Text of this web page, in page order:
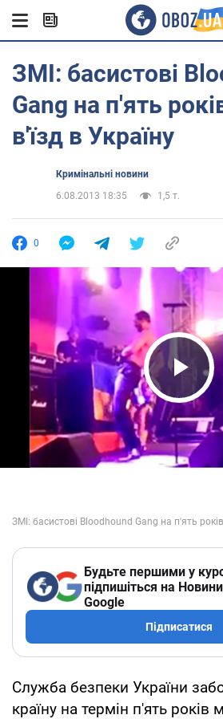
ЗМІ: басистові
Gang на п'ять
в'їзд в Україну
Кримінальні новини
6.08.2013 18:35
1,5 т.
0
Play
Будьте першими у
підпишіться на
Google
Підписатися
Служба безпеки України
країну на термін п'ять років